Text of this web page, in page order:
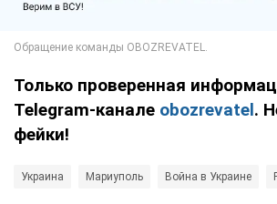
Только проверенная
Telegram-канале obozrevatel.
фейки!
Украина Мариуполь Война в Украине